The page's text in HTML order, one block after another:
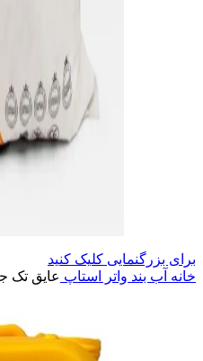
برای بزرگنمایی کلیک کنید
خانه آب بند واتر استاپ عایق تک